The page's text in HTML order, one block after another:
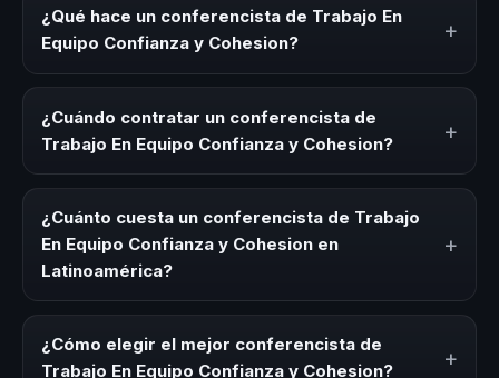
¿Qué hace un conferencista de Trabajo En
Equipo Confianza y Cohesion?
+
Cohesion es un experto que comparte conocimiento,
estrategias y experiencias sobre este tema en eventos
corporativos, convenciones y seminarios. Su objetivo es
generar reflexión, inspiración y herramientas aplicables
¿Cuándo contratar un conferencista de
Trabajo En Equipo Confianza y Cohesion?
+
Confianza y Cohesion para kick-offs, convenciones
anuales, programas de desarrollo, eventos de integración
o cuando tu organización necesita impulsar un cambio
cultural relacionado con esta temática.
¿Cuánto cuesta un conferencista de Trabajo
En Equipo Confianza y Cohesion en
Latinoamérica?
+
modalidad (presencial o virtual) y la duración del evento.
En CHM Latinoamérica ofrecemos asesoría estratégica
¿Cómo elegir el mejor conferencista de
Trabajo En Equipo Confianza y Cohesion?
+